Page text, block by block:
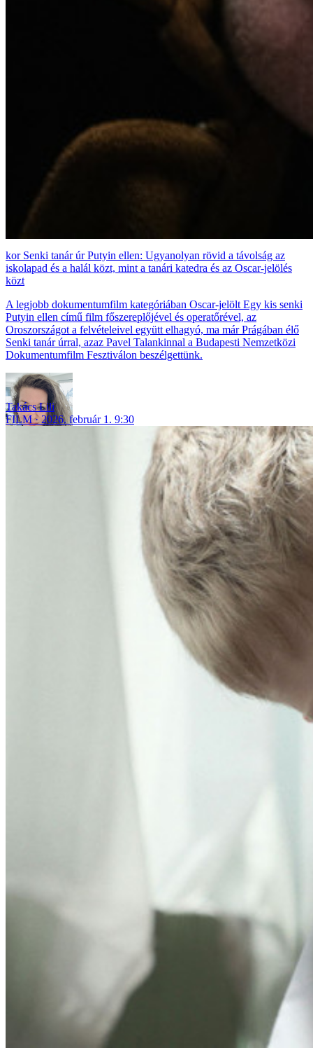
Senki tanár úr Putyin ellen: Ugyanolyan rövid a távolság az
iskolapad és a halál közt, mint a tanári katedra és az Oscar-jelölés
közt
A legjobb dokumentumfilm kategóriában Oscar-jelölt Egy kis senki
Putyin ellen című film főszereplőjével és operatőrével, az
Oroszországot a felvételeivel együtt elhagyó, ma már Prágában élő
Senki tanár úrral, azaz Pavel Talankinnal a Budapesti Nemzetközi
Dokumentumfilm Fesztiválon beszélgettünk.
Takács Lili
FILM
2026. február 1. 9:30